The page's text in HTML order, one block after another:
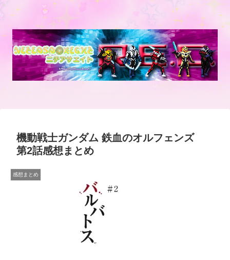
機動戦士ガンダム 鉄血のオルフェンズ
第2話感想まとめ
感想まとめ